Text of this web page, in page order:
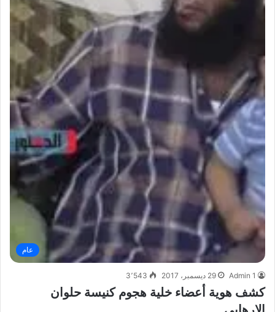
عام
Admin 1 29 ديسمبر، 2017 3٬543
كشف هوية أعضاء خلية هجوم كنيسة حلوان